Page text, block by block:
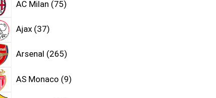
AC Milan 75
Ajax 37
Arsenal 265
AS Monaco 9